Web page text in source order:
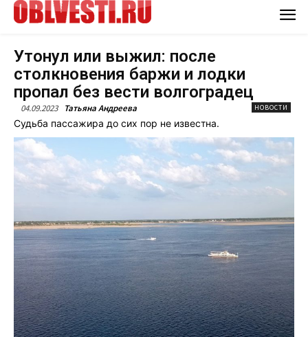
Утонул или выжил: после
столкновения баржи и лодки
пропал без вести волгоградец
04.09.2023 Татьяна Андреева НОВОСТИ
Судьба пассажира до сих пор не известна.